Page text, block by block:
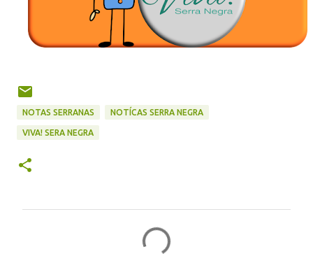
NOTAS SERRANAS NOTÍCAS SERRA NEGRA
VIVA! SERA NEGRA